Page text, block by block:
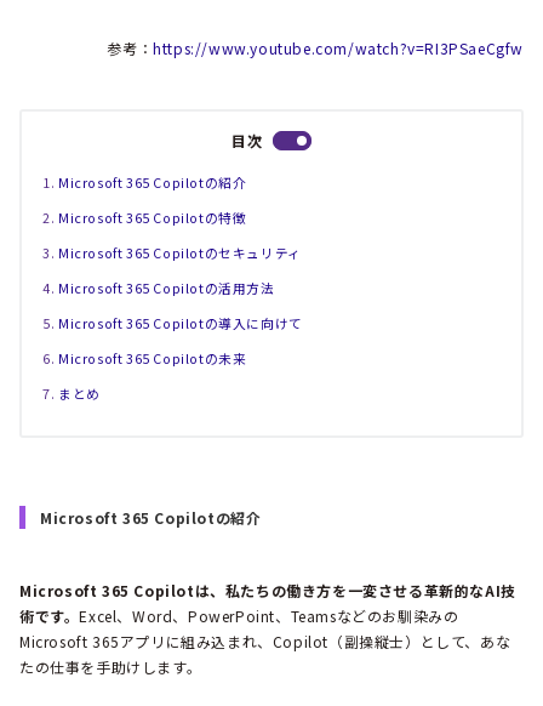
参考：https://www.youtube.com/watch?v=RI3PSaeCgfw
目次
Microsoft 365 Copilotの紹介
Microsoft 365 Copilotの特徴
Microsoft 365 Copilotのセキュリティ
Microsoft 365 Copilotの活用方法
Microsoft 365 Copilotの導入に向けて
Microsoft 365 Copilotの未来
まとめ
Microsoft 365 Copilotの紹介
Microsoft 365 Copilotは、私たちの働き方を一変させる革新的なAI技
術です。Excel、Word、PowerPoint、Teamsなどのお馴染みの
Microsoft 365アプリに組み込まれ、Copilot（副操縦士）として、あな
たの仕事を手助けします。